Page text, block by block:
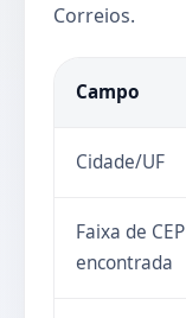
Correios.
Campo
Cidade/UF
Faixa de CEP
encontrada